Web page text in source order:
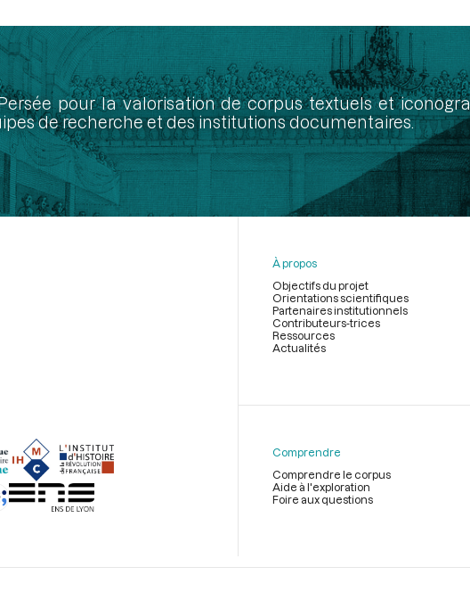
pour la valorisation de corpus textuels et
de recherche et des institutions documentaires.
page
À propos
Objectifs du projet
Orientations scientifiques
Partenaires institutionnels
Contributeurs-trices
Ressources
Actualités
Comprendre
Comprendre le corpus
Aide à l'exploration
Foire aux questions